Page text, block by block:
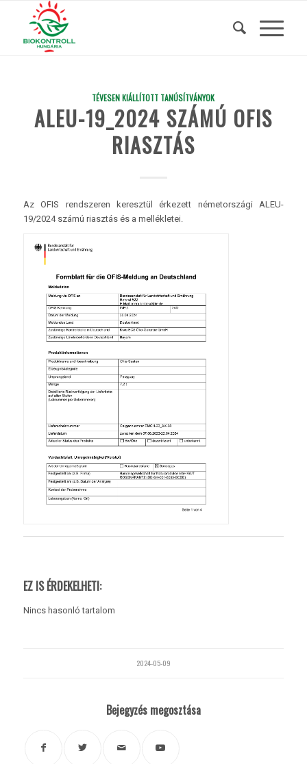
TÉVESEN KIÁLLÍTOTT TANÚSÍTVÁNYOK
ALEU-19_2024 SZÁMÚ OFIS
RIASZTÁS
Az OFIS rendszeren keresztül érkezett németországi ALEU-
19/2024 számú riasztás és a mellékletei.
EZ IS ÉRDEKELHETI:
Nincs hasonló tartalom
2024-05-09
Bejegyzés megosztása